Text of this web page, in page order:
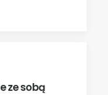
ze sobą